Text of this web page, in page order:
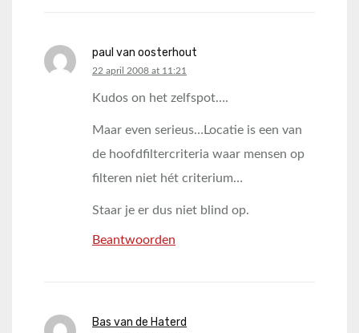
paul van oosterhout
says:
22 april 2008 at 11:21
Kudos on het zelfspot….
Maar even serieus…Locatie is een van
de hoofdfiltercriteria waar mensen op
filteren niet hét criterium…
Staar je er dus niet blind op.
Beantwoorden
Bas van de Haterd